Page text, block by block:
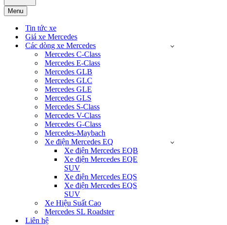
Menu
Tin tức xe
Giá xe Mercedes
Các dòng xe Mercedes
Mercedes C-Class
Mercedes E-Class
Mercedes GLB
Mercedes GLC
Mercedes GLE
Mercedes GLS
Mercedes S-Class
Mercedes V-Class
Mercedes G-Class
Mercedes-Maybach
Xe điện Mercedes EQ
Xe điện Mercedes EQB
Xe điện Mercedes EQE
SUV
Xe điện Mercedes EQS
Xe điện Mercedes EQS
SUV
Xe Hiệu Suất Cao
Mercedes SL Roadster
Liên hệ